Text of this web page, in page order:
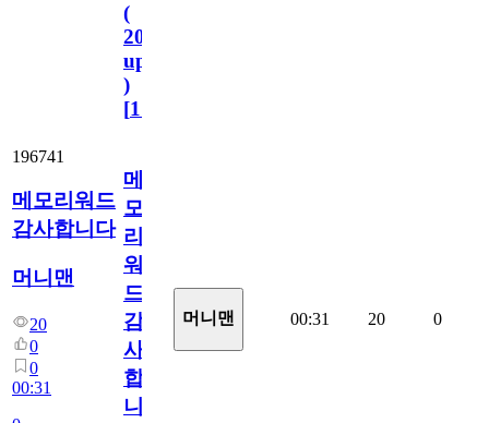
(
2023.11.1
update
)
[110
196741
메모리워드
감사합니다
머니맨
20
0
0
00:31
메
모
리
워
드
감
사
합
니
머니맨 00:31 20 0